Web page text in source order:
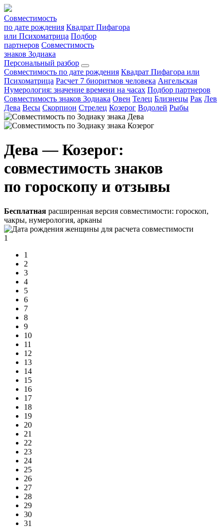
Совместимость
по дате рождения Квадрат Пифагора
или Психоматрица Подбор
партнеров Совместимость
знаков Зодиака
Персональный разбор
Совместимость по дате рождения Квадрат Пифагора или
Психоматрица Расчет 7 биоритмов человека Ангельская
Нумерология: значение времени на часах Подбор партнеров
Совместимость знаков Зодиака Овен Телец Близнецы Рак Лев
Дева Весы Скорпион Стрелец Козерог Водолей Рыбы
Дева — Козерог:
совместимость знаков
по гороскопу и отзывы
Бесплатная расширенная версия совместимости: гороскоп,
чакры, нумерология, арканы
1
1
2
3
4
5
6
7
8
9
10
11
12
13
14
15
16
17
18
19
20
21
22
23
24
25
26
27
28
29
30
31